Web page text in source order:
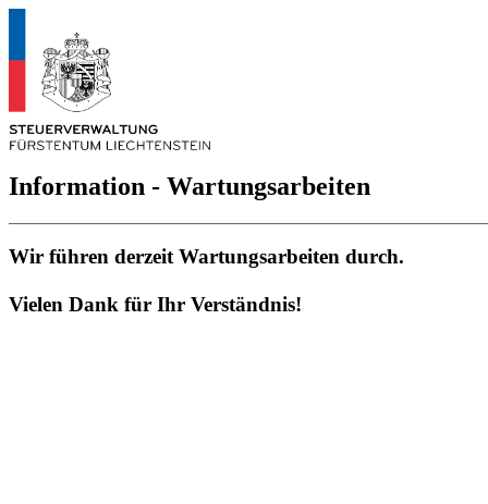
Information - Wartungsarbeiten
Wir führen derzeit Wartungsarbeiten durch.
Vielen Dank für Ihr Verständnis!